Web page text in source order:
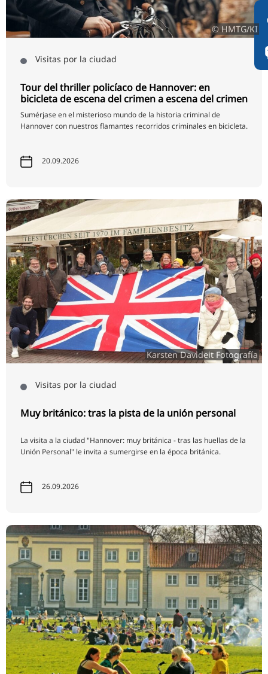
© HMTG/KI
Visitas por la ciudad
Tour del thriller policíaco de Hannover: en
bicicleta de escena del crimen a escena del crimen
Sumérjase en el misterioso mundo de la historia criminal de
Hannover con nuestros flamantes recorridos criminales en bicicleta.
20.09.2026
Karsten Davideit Fotografía
Visitas por la ciudad
Muy británico: tras la pista de la unión personal
La visita a la ciudad "Hannover: muy británica - tras las huellas de la
Unión Personal" le invita a sumergirse en la época británica.
26.09.2026